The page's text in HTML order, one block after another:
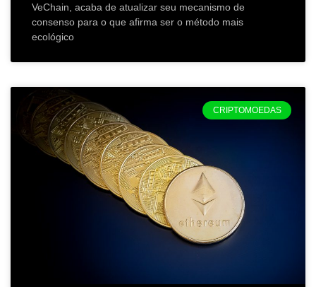
VeChain, acaba de atualizar seu mecanismo de
consenso para o que afirma ser o método mais
ecológico
CRIPTOMOEDAS